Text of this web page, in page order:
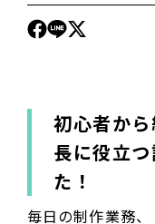
初心者か
長に役立
た！
毎日の制作業務